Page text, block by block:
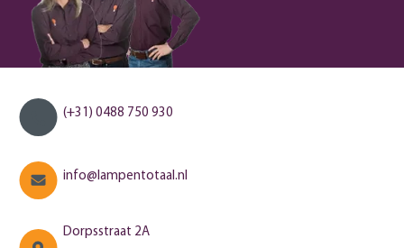
(+31) 0488 750 930
info@lampentotaal.nl
Dorpsstraat 2A